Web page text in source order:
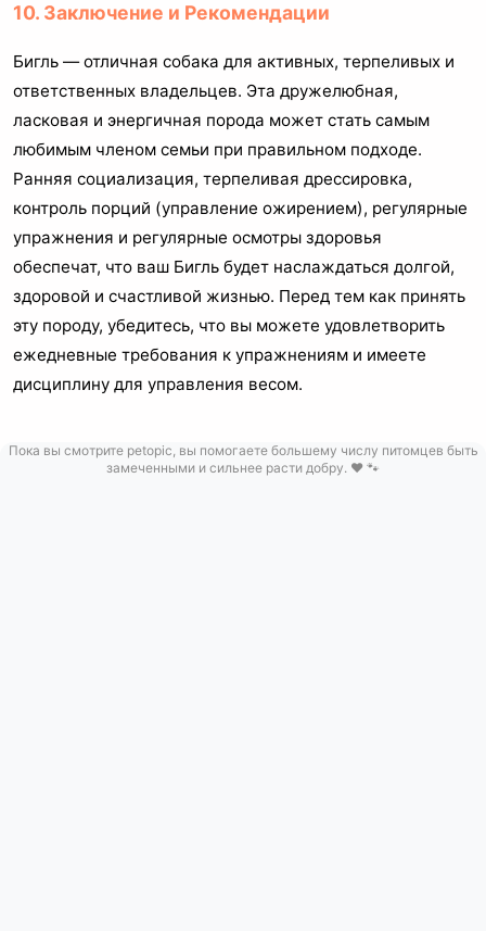
10. Заключение и Рекомендации
Бигль — отличная собака для активных, терпеливых и
ответственных владельцев. Эта дружелюбная,
ласковая и энергичная порода может стать самым
любимым членом семьи при правильном подходе.
Ранняя социализация, терпеливая дрессировка,
контроль порций (управление ожирением), регулярные
упражнения и регулярные осмотры здоровья
обеспечат, что ваш Бигль будет наслаждаться долгой,
здоровой и счастливой жизнью. Перед тем как принять
эту породу, убедитесь, что вы можете удовлетворить
ежедневные требования к упражнениям и имеете
дисциплину для управления весом.
Пока вы смотрите petopic, вы помогаете большему числу питомцев быть
замеченными и сильнее расти добру. ❤️ 🐾